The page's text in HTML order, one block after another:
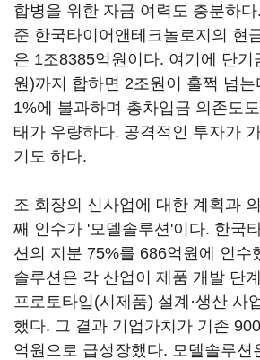
합병을 위한 자금 여력도 충분하다
준 한국타이어앤테크놀로지의 현
은 1조8385억원이다. 여기에 단기
원)까지 합하면 2조원이 훌쩍 넘
1%에 불과하며 총차입금 의존도
태가 우량하다. 공격적인 투자가
기도 하다.
조 회장의 신사업에 대한 계획과
째 인수가 '모델솔루션'이다. 한국
션의 지분 75%를 686억원에 인수
솔루션은 각 산업이 제품 개발 단
프로토타입(시제품) 설계·생산 사
했다. 그 결과 기업가치가 기존
억원으로 급성장했다. 모델솔루션